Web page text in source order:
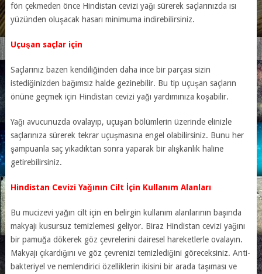
fön çekmeden önce Hindistan cevizi yağı sürerek saçlarınızda ısı
yüzünden oluşacak hasarı minimuma indirebilirsiniz.
Uçuşan saçlar için
Saçlarınız bazen kendiliğinden daha ince bir parçası sizin
istediğinizden bağımsız halde gezinebilir. Bu tip uçuşan saçların
önüne geçmek için Hindistan cevizi yağı yardımınıza koşabilir.
Yağı avucunuzda ovalayıp, uçuşan bölümlerin üzerinde elinizle
saçlarınıza sürerek tekrar uçuşmasına engel olabilirsiniz. Bunu her
şampuanla saç yıkadıktan sonra yaparak bir alışkanlık haline
getirebilirsiniz.
Hindistan Cevizi Yağının Cilt İçin Kullanım Alanları
Bu mucizevi yağın cilt için en belirgin kullanım alanlarının başında
makyajı kusursuz temizlemesi geliyor. Biraz Hindistan cevizi yağını
bir pamuğa dökerek göz çevrelerini dairesel hareketlerle ovalayın.
Makyajı çıkardığını ve göz çevrenizi temizlediğini göreceksiniz. Anti-
bakteriyel ve nemlendirici özelliklerin ikisini bir arada taşıması ve